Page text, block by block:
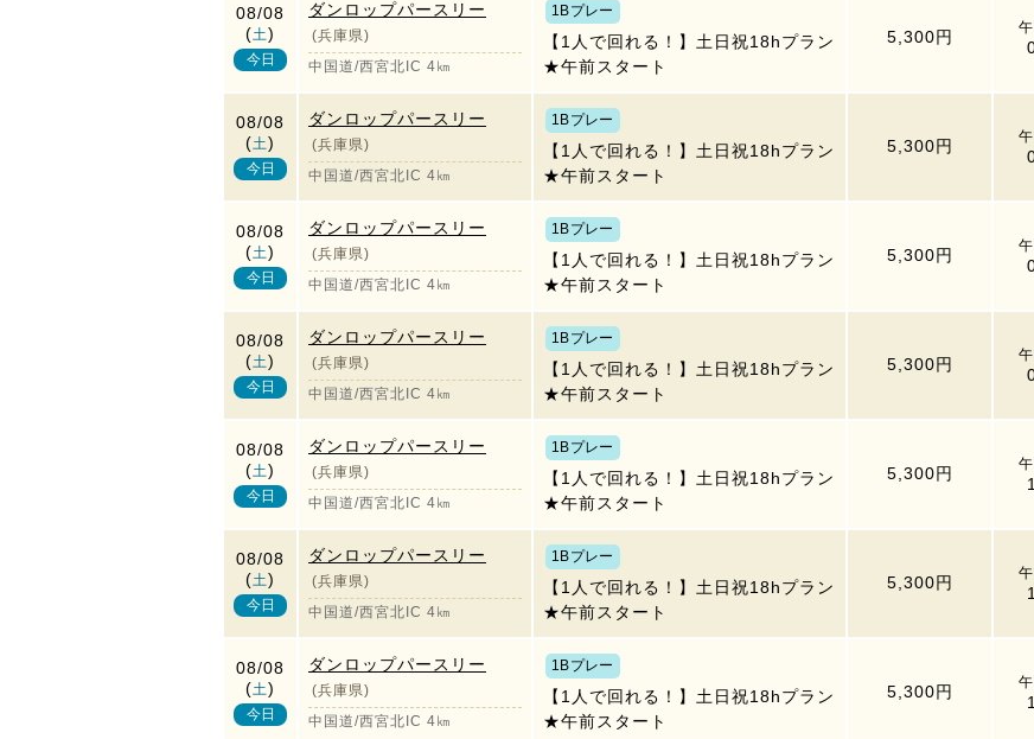
08/08
(土)
今日
ダンロップパースリー
(兵庫県)
中国道/西宮北IC 4㎞
1Bプレー
【1人で回れる！】土日祝18hプラン
★午前スタート
5,300円
08/08
(土)
今日
ダンロップパースリー
(兵庫県)
中国道/西宮北IC 4㎞
1Bプレー
【1人で回れる！】土日祝18hプラン
★午前スタート
5,300円
08/08
(土)
今日
ダンロップパースリー
(兵庫県)
中国道/西宮北IC 4㎞
1Bプレー
【1人で回れる！】土日祝18hプラン
★午前スタート
5,300円
08/08
(土)
今日
ダンロップパースリー
(兵庫県)
中国道/西宮北IC 4㎞
1Bプレー
【1人で回れる！】土日祝18hプラン
★午前スタート
5,300円
08/08
(土)
今日
ダンロップパースリー
(兵庫県)
中国道/西宮北IC 4㎞
1Bプレー
【1人で回れる！】土日祝18hプラン
★午前スタート
5,300円
08/08
(土)
今日
ダンロップパースリー
(兵庫県)
中国道/西宮北IC 4㎞
1Bプレー
【1人で回れる！】土日祝18hプラン
★午前スタート
5,300円
08/08
(土)
今日
ダンロップパースリー
(兵庫県)
中国道/西宮北IC 4㎞
1Bプレー
【1人で回れる！】土日祝18hプラン
★午前スタート
5,300円